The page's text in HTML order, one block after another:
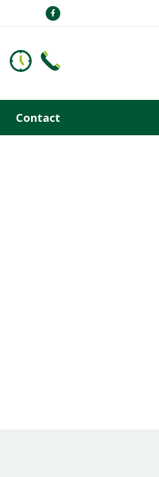
Contact